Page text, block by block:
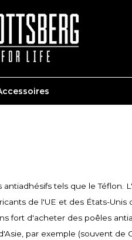
tels que le Téflon.
de l'UE et des États-Unis
fort d'acheter des poêles
par exemple (souvent de